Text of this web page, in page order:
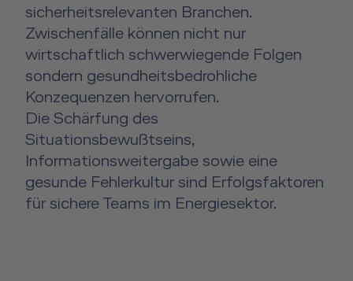
sicherheitsrelevanten Branchen.
Zwischenfälle können nicht nur
wirtschaftlich schwerwiegende Folgen
sondern gesundheitsbedrohliche
Konzequenzen hervorrufen.
Die Schärfung des
Situationsbewußtseins,
Informationsweitergabe sowie eine
gesunde Fehlerkultur sind Erfolgsfaktoren
für sichere Teams im Energiesektor.